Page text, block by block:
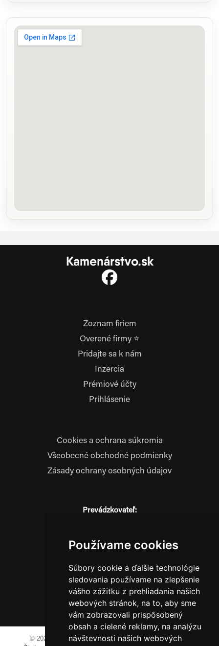
Používame cookies
Súbory cookie a ďalšie technológie
sledovania používame na zlepšenie
vášho zážitku z prehliadania našich
webových stránok, na to, aby sme
vám zobrazovali prispôsobený
obsah a cielené reklamy, na analýzu
návštevnosti našich webových
Kamenárstvo.sk
Zoznam firiem
Overené firmy ⭐
Pridajte sa k nám
Inzercia
Prémiové účty
Prihlásenie
Cookies a ochrana súkromia
Všeobecné obchodné podmienky
Zásady ochrany osobných údajov
Prevádzkovateľ:
014 01 Bytča
DIČ: 2121076738
0911 955 646
© 2023-2024 JM Media, s.r.o. Všetky práva vyhradené.